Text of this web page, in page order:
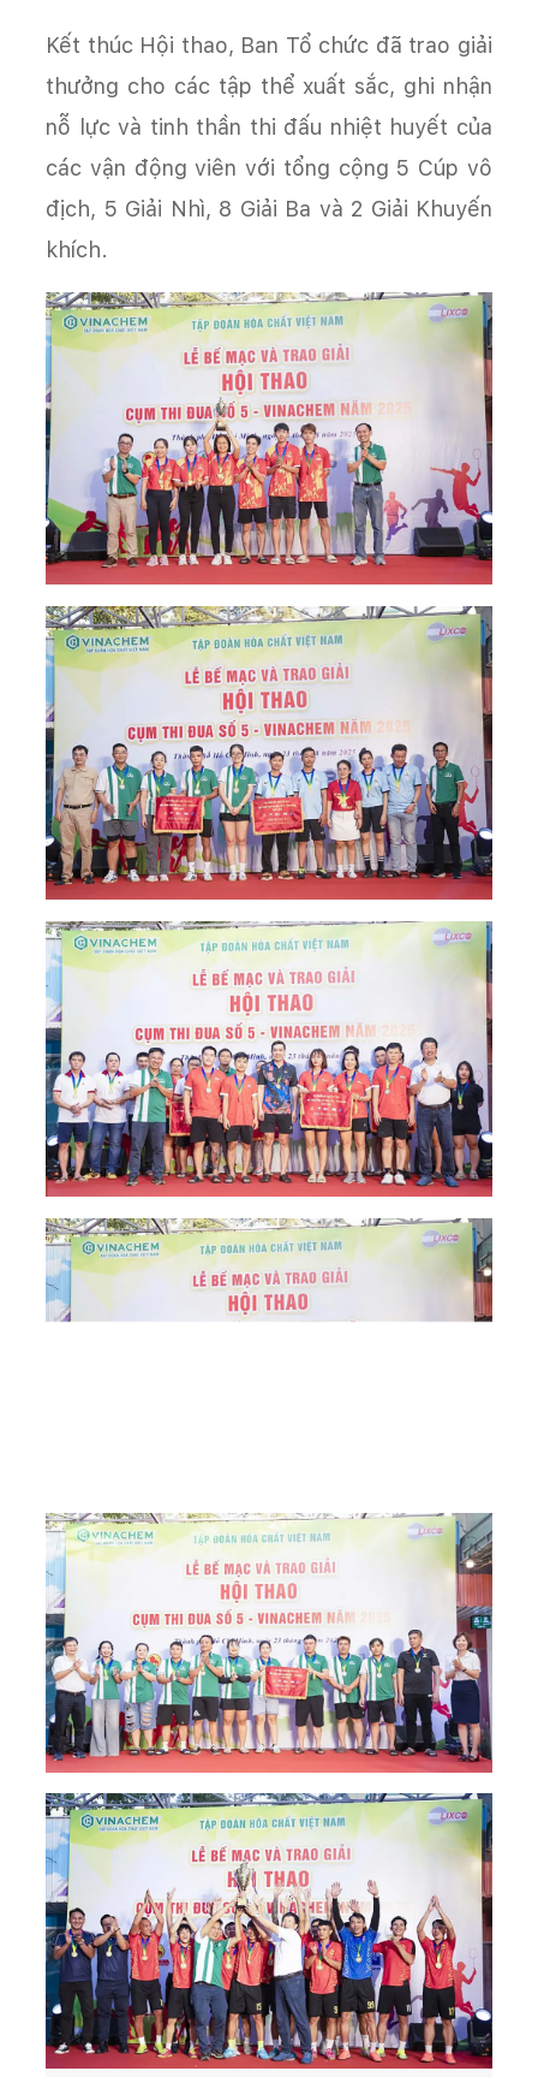
Kết thúc Hội thao, Ban Tổ chức đã trao giải
thưởng cho các tập thể xuất sắc, ghi nhận
nỗ lực và tinh thần thi đấu nhiệt huyết của
các vận động viên với tổng cộng 5 Cúp vô
địch, 5 Giải Nhì, 8 Giải Ba và 2 Giải Khuyến
khích.